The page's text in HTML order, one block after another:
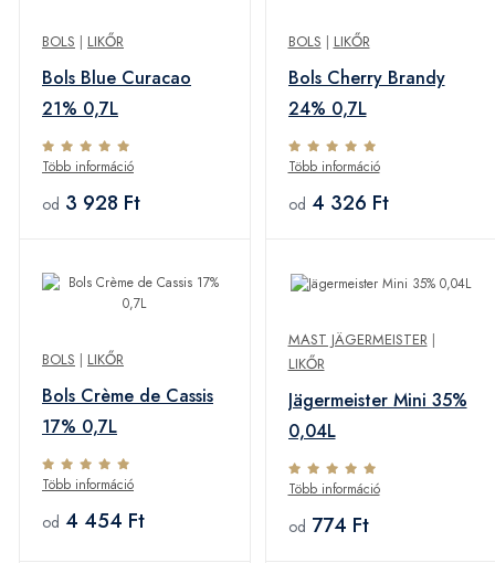
BOLS | LIKŐR
Bols Blue Curacao
21% 0,7L
Több információ
od 3 928 Ft
BOLS | LIKŐR
Bols Cherry Brandy
24% 0,7L
Több információ
od 4 326 Ft
BOLS | LIKŐR
Bols Crème de Cassis
17% 0,7L
Több információ
od 4 454 Ft
MAST JÄGERMEISTER|
LIKŐR
Jägermeister Mini 35%
0,04L
Több információ
od 774 Ft